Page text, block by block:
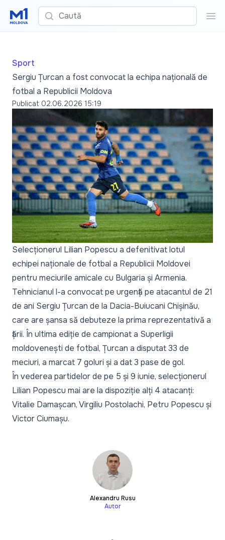
Caută
Sport
Sergiu Țurcan a fost convocat la echipa națională de
fotbal a Republicii Moldova
Publicat 02.06.2026 15:19
Selecționerul Lilian Popescu a defenitivat lotul
echipei naționale de fotbal a Republicii Moldovei
pentru meciurile amicale cu Bulgaria și Armenia.
Tehnicianul l-a convocat pe urgență pe atacantul de 21
de ani Sergiu Țurcan de la Dacia-Buiucani Chișinău,
care are șansa să debuteze la prima reprezentativă a
țării. În ultima ediție de campionat a Superligii
moldovenești de fotbal, Țurcan a disputat 33 de
meciuri, a marcat 7 goluri și a dat 3 pase de gol.
În vederea partidelor de pe 5 și 9 iunie, selecționerul
Lilian Popescu mai are la dispoziție alți 4 atacanți:
Vitalie Damașcan, Virgiliu Postolachi, Petru Popescu și
Victor Ciumașu.
Alexandru Rusu
Autor